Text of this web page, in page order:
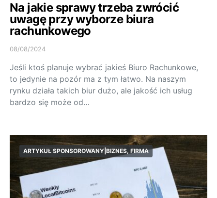
Na jakie sprawy trzeba zwrócić
uwagę przy wyborze biura
rachunkowego
08/08/2024
Jeśli ktoś planuje wybrać jakieś Biuro Rachunkowe,
to jedynie na pozór ma z tym łatwo. Na naszym
rynku działa takich biur dużo, ale jakość ich usług
bardzo się może od…
ARTYKUŁ SPONSOROWANY|BIZNES, FIRMA